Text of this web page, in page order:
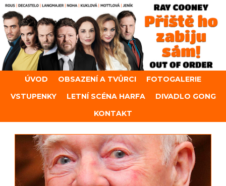
ÚVOD OBSAZENÍ A TVŮRCI
FOTOGALERIE
VSTUPENKY
LETNÍ SCÉNA HARFA
DIVADLO GONG
KONTAKT